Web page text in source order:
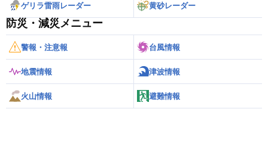
ゲリラ雷雨レーダー 黄砂レーダー
防災・減災メニュー
警報・注意報 台風情報
地震情報 津波情報
火山情報 避難情報